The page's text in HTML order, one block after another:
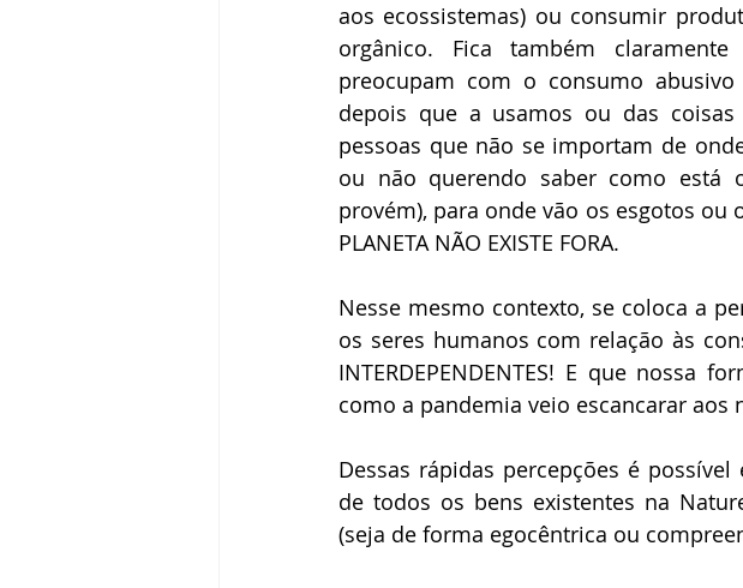
aos ecossistemas) ou consumir
orgânico. Fica também
preocupam com o consumo
depois que a usamos ou das
pessoas que não se importam de
ou não querendo saber como está
provém), para onde vão os esgotos
PLANETA NÃO EXISTE FORA.
Nesse mesmo contexto, se coloca a
os seres humanos com relação às
INTERDEPENDENTES! E que
como a pandemia veio escancarar aos
Dessas rápidas percepções é
de todos os bens existentes na
(seja de forma egocêntrica ou